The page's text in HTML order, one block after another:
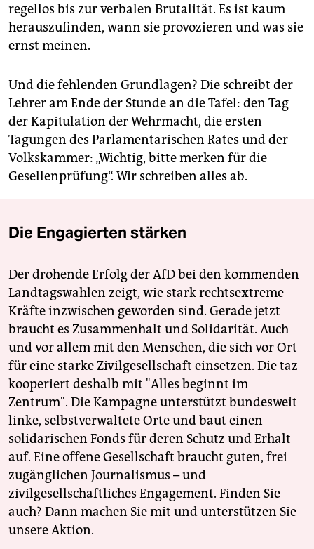
regellos bis zur verbalen Brutalität. Es ist kaum
herauszufinden, wann sie provozieren und was sie
ernst meinen.
Und die fehlenden Grundlagen? Die schreibt der
Lehrer am Ende der Stunde an die Tafel: den Tag
der Kapitulation der Wehrmacht, die ersten
Tagungen des Parlamentarischen Rates und der
Volkskammer: „Wichtig, bitte merken für die
Gesellenprüfung“. Wir schreiben alles ab.
Die Engagierten stärken
Der drohende Erfolg der AfD bei den kommenden
Landtagswahlen zeigt, wie stark rechtsextreme
Kräfte inzwischen geworden sind. Gerade jetzt
braucht es Zusammenhalt und Solidarität. Auch
und vor allem mit den Menschen, die sich vor Ort
für eine starke Zivilgesellschaft einsetzen. Die taz
kooperiert deshalb mit "Alles beginnt im
Zentrum". Die Kampagne unterstützt bundesweit
linke, selbstverwaltete Orte und baut einen
solidarischen Fonds für deren Schutz und Erhalt
auf. Eine offene Gesellschaft braucht guten, frei
zugänglichen Journalismus – und
zivilgesellschaftliches Engagement. Finden Sie
auch? Dann machen Sie mit und unterstützen Sie
unsere Aktion.